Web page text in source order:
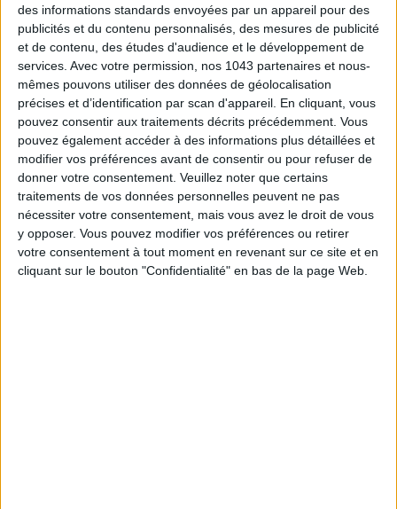
des informations standards envoyées par un appareil pour des
publicités et du contenu personnalisés, des mesures de publicité
et de contenu, des études d'audience et le développement de
services. Avec votre permission, nos 1043 partenaires et nous-
mêmes pouvons utiliser des données de géolocalisation
précises et d’identification par scan d'appareil. En cliquant, vous
pouvez consentir aux traitements décrits précédemment. Vous
pouvez également accéder à des informations plus détaillées et
modifier vos préférences avant de consentir ou pour refuser de
donner votre consentement. Veuillez noter que certains
traitements de vos données personnelles peuvent ne pas
nécessiter votre consentement, mais vous avez le droit de vous
y opposer. Vous pouvez modifier vos préférences ou retirer
votre consentement à tout moment en revenant sur ce site et en
cliquant sur le bouton "Confidentialité" en bas de la page Web.
LES SNEAKERS STARS DE L’ÉTÉ
Inscrivez-vous à notre newsletter